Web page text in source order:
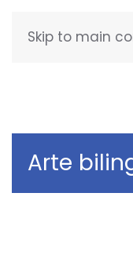
Skip to main
Arte